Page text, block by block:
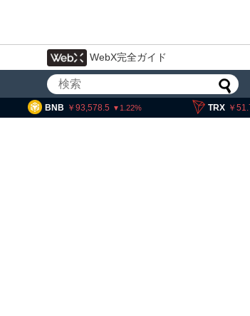
WebX完全ガイド
TRX 51.76
制限強化を
金融庁と警